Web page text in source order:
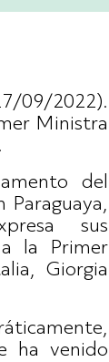
2022).
Ministra
del
Paraguaya,
sus
la Primer
Giorgia
ha venido